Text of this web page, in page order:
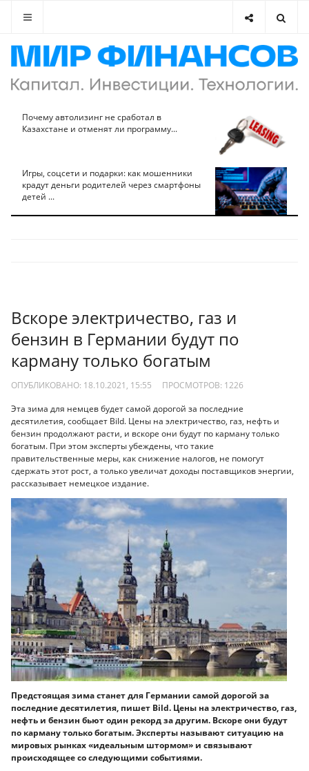
Почему автолизинг не сработал в
Казахстане и отменят ли программу...
Игры, соцсети и подарки: как мошенники
крадут деньги родителей через смартфоны
детей ...
Вскоре электричество, газ и
бензин в Германии будут по
карману только богатым
ОПУБЛИКОВАНО: 18.10.2021, 15:55 ПРОСМОТРОВ: 1226
Эта зима для немцев будет самой дорогой за последние
десятилетия, сообщает Bild. Цены на электричество, газ, нефть и
бензин продолжают расти, и вскоре они будут по карману только
богатым. При этом эксперты убеждены, что такие
правительственные меры, как снижение налогов, не помогут
сдержать этот рост, а только увеличат доходы поставщиков энергии,
рассказывает немецкое издание.
Предстоящая зима станет для Германии самой дорогой за
последние десятилетия, пишет Bild. Цены на электричество, газ,
нефть и бензин бьют один рекорд за другим. Вскоре они будут
по карману только богатым. Эксперты называют ситуацию на
мировых рынках «идеальным штормом» и связывают
происходящее со следующими событиями.